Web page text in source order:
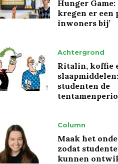
Hunger
kregen er een
inwoners bij’
Achtergrond
Ritalin, koffie
studenten de
Column
Maak het
zodat
kunnen